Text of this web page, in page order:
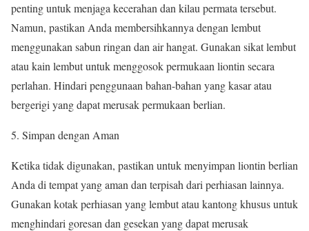
penting untuk menjaga kecerahan dan kilau permata tersebut.
Namun, pastikan Anda membersihkannya dengan lembut
menggunakan sabun ringan dan air hangat. Gunakan sikat lembut
atau kain lembut untuk menggosok permukaan liontin secara
perlahan. Hindari penggunaan bahan-bahan yang kasar atau
bergerigi yang dapat merusak permukaan berlian.
Simpan dengan Aman
Ketika tidak digunakan, pastikan untuk menyimpan liontin berlian
Anda di tempat yang aman dan terpisah dari perhiasan lainnya.
Gunakan kotak perhiasan yang lembut atau kantong khusus untuk
menghindari goresan dan gesekan yang dapat merusak